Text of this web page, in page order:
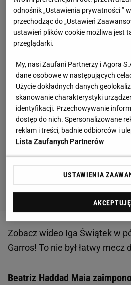
Zobacz wideo Iga Świątek w
Garros! To nie był łatwy mecz
Beatriz Haddad Maia
odnośnik „Ustawienia prywatności ”
przechodząc do „Ustawień
ustawień plików cookie możliwa jest
przeglądarki.
My, nasi Zaufani Partnerzy i Agora
dane osobowe w następujących
Użycie dokładnych danych
skanowanie charakterystyki
identyfikacji. Przechowywanie
dostęp do nich. Spersonalizowane
reklam i treści, badnie odbiorców i
Lista Zaufanych Partnerów
USTAWIENIA
AKCEPTUJĘ